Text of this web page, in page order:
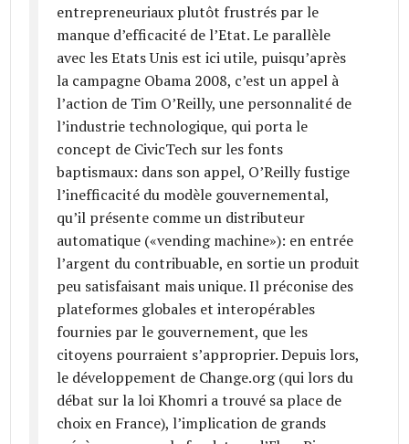
entrepreneuriaux plutôt frustrés par le
manque d’efficacité de l’Etat. Le parallèle
avec les Etats Unis est ici utile, puisqu’après
la campagne Obama 2008, c’est un appel à
l’action de Tim O’Reilly, une personnalité de
l’industrie technologique, qui porta le
concept de CivicTech sur les fonts
baptismaux: dans son appel, O’Reilly fustige
l’inefficacité du modèle gouvernemental,
qu’il présente comme un distributeur
automatique («vending machine»): en entrée
l’argent du contribuable, en sortie un produit
peu satisfaisant mais unique. Il préconise des
plateformes globales et interopérables
fournies par le gouvernement, que les
citoyens pourraient s’approprier. Depuis lors,
le développement de Change.org (qui lors du
débat sur la loi Khomri a trouvé sa place de
choix en France), l’implication de grands